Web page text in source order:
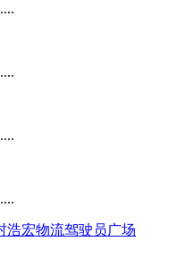
浩宏物流驾驶员广场